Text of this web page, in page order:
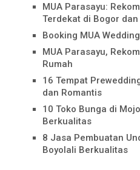
MUA Parasayu:
Terdekat di Bogor
Booking MUA
MUA Parasayu,
Rumah
16 Tempat
dan Romantis
10 Toko Bunga di
Berkualitas
8 Jasa Pembuatan
Boyolali Berkualitas